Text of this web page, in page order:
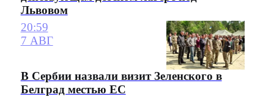
Львовом
20:59
7 АВГ
В Сербии назвали визит Зеленского в
Белград местью ЕС